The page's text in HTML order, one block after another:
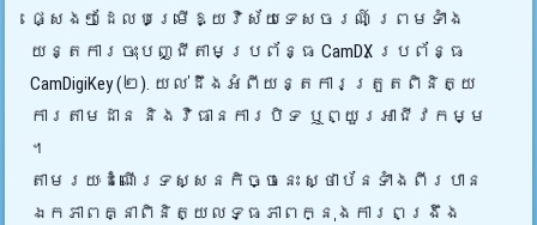
ផ្សេងៗដែលបម្រើឱ្យវិស័យទេសចរណ៍ ព្រមទាំង
យន្តការចុះបញ្ជីតាមប្រព័ន្ធ CamDX ប្រព័ន្ធ
CamDigiKey (២). យល់ដឹងអំពីយន្តការត្រួតពិនិត្យ
ការតាមដាន និងវិធានការបិទ ឬព្យួរអាជីវកម្ម
។
តាមរយៈដំណើរទស្សនកិច្ចនេះ ស្ថាប័នទាំងពីរបាន
ឯកភាពគ្នាពិនិត្យលទ្ធភាពក្នុងការពង្រឹង